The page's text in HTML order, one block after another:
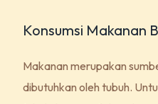
Konsumsi Makanan
Makanan merupakan
dibutuhkan oleh tubuh.